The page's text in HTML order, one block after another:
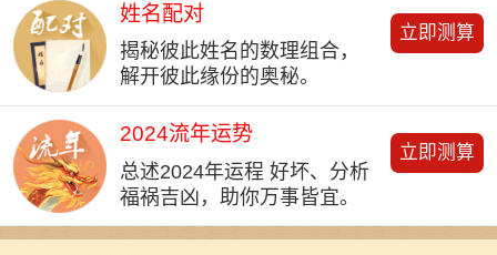
姓名配对
揭秘彼此姓名的数理组合，
解开彼此缘份的奥秘。
立即测算
2024流年运势
总述2024年运程 好坏、分析
福祸吉凶，助你万事皆宜。
立即测算